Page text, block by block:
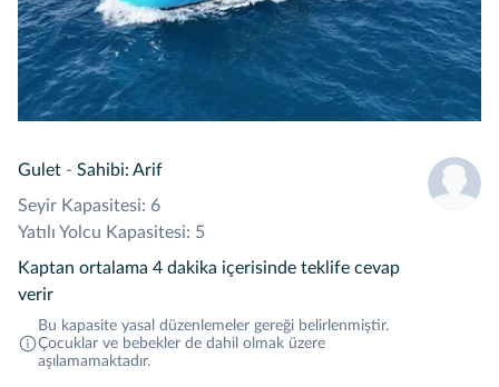
Gulet - Sahibi: Arif
Seyir Kapasitesi: 6
Yatılı Yolcu Kapasitesi: 5
Kaptan ortalama 4 dakika içerisinde teklife cevap
verir
Bu kapasite yasal düzenlemeler gereği belirlenmiştir.
Çocuklar ve bebekler de dahil olmak üzere
aşılamamaktadır.